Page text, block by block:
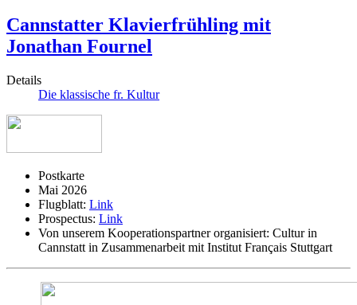
Cannstatter Klavierfrühling mit
Jonathan Fournel
Details
Die klassische fr. Kultur
Postkarte
Mai 2026
Flugblatt: Link
Prospectus: Link
Von unserem Kooperationspartner organisiert: Cultur in
Cannstatt in Zusammenarbeit mit Institut Français Stuttgart